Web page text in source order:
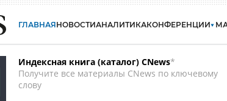
ГЛАВНАЯНОВОСТИАНАЛИТИКАКОНФЕРЕНЦИИ
Индексная книга (каталог) CNews*
Получите все материалы CNews по ключевому
слову